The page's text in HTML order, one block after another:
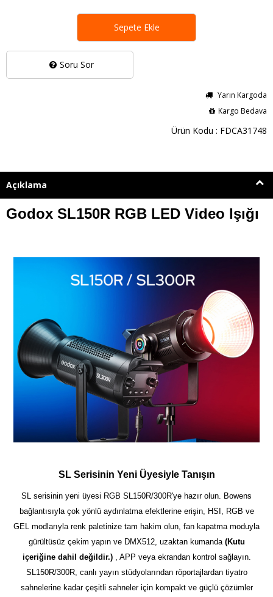
Soru Sor
Yarın Kargoda
Kargo Bedava
Ürün Kodu : FDCA31748
Sepete Ekle
Açıklama
Godox SL150R RGB LED Video Işığı
SL Serisinin Yeni Üyesiyle Tanışın
SL serisinin yeni üyesi RGB SL150R/300R'ye hazır olun. Bowens
bağlantısıyla çok yönlü aydınlatma efektlerine erişin, HSI, RGB ve
GEL modlarıyla renk paletinize tam hakim olun, fan kapatma moduyla
gürültüsüz çekim yapın ve DMX512, uzaktan kumanda (Kutu
içeriğine dahil değildir.)
, APP veya ekrandan kontrol sağlayın.
SL150R/300R, canlı yayın stüdyolarından röportajlardan tiyatro
sahnelerine kadar çeşitli sahneler için kompakt ve güçlü çözümler